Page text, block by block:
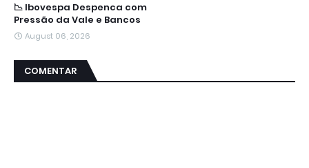
📉 Ibovespa Despenca com
Pressão da Vale e Bancos
August 06, 2026
COMENTAR